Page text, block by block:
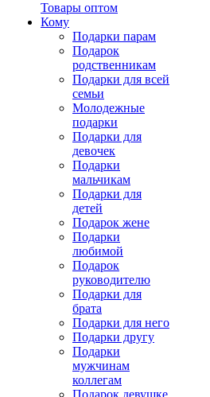
Товары оптом
Кому
Подарки парам
Подарок
родственникам
Подарки для всей
семьи
Молодежные
подарки
Подарки для
девочек
Подарки
мальчикам
Подарки для
детей
Подарок жене
Подарки
любимой
Подарок
руководителю
Подарки для
брата
Подарки для него
Подарки другу
Подарки
мужчинам
коллегам
Подарок девушке